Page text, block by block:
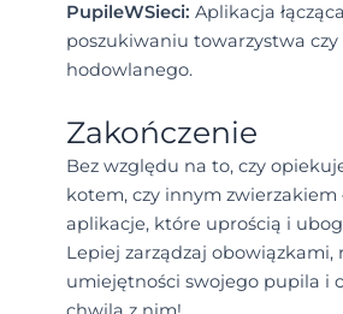
PupileWSieci: Aplikacja
poszukiwaniu towarzystwa
hodowlanego.
Zakończenie
Bez względu na to, czy
kotem, czy innym zwierzakiem
aplikacje, które uprością i
Lepiej zarządzaj obowiązkami,
umiejętności swojego pupila i